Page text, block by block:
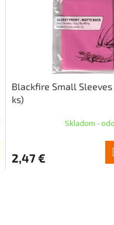
Blackfire Small
ks)
Skladom -
2,47 €